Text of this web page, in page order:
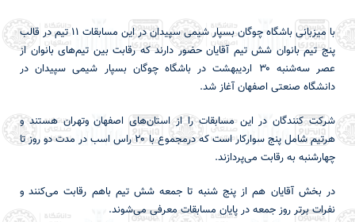
با میزبانی باشگاه چوگان بسپار شیمی سپیدان در این مسابقات ۱۱ تیم در قالب
پنج تیم بانوان شش تیم آقایان حضور دارند که رقابت بین تیم‌های بانوان از
عصر سه‌شنبه ۳۰ اردیبهشت در باشگاه چوگان بسپار شیمی سپیدان در
دانشگاه صنعتی اصفهان آغاز شد.
شرکت کنندگان در این مسابقات را از استان‌های اصفهان وتهران هستند و
هرتیم شامل پنج سوارکار است که درمجموع با ۲۰ راس اسب در مدت دو روز تا
چهارشنبه به رقابت می‌پردازند.
در بخش آقایان هم از پنج شنبه تا جمعه شش تیم باهم رقابت می‌کنند و
نفرات برتر روز جمعه در پایان مسابقات معرفی می‌شوند.